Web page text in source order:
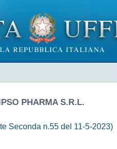
PHARMA S.R.L.
Seconda n.55 del 11-5-2023)